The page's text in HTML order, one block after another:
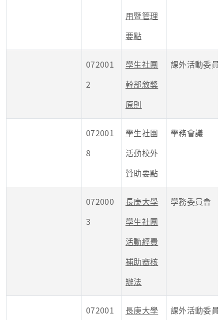
用暨管理
要點
072001
2
學生社團
幹部敘獎
原則
課外活動委員
072001
8
學生社團
活動校外
贊助要點
學務會議
072000
3
長庚大學
學生社團
活動經費
補助審核
辦法
學務委員會
072001 長庚大學 課外活動委員